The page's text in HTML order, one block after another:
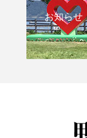
お知らせ